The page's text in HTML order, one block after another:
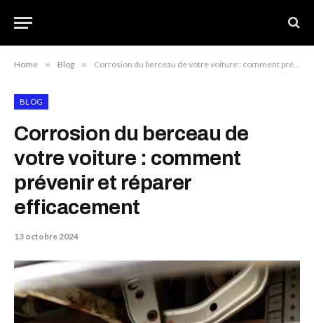
Home » Blog » Corrosion du berceau de votre voiture : comment prévenir et réparer efficacement
BLOG
Corrosion du berceau de
votre voiture : comment
prévenir et réparer
efficacement
13 octobre 2024